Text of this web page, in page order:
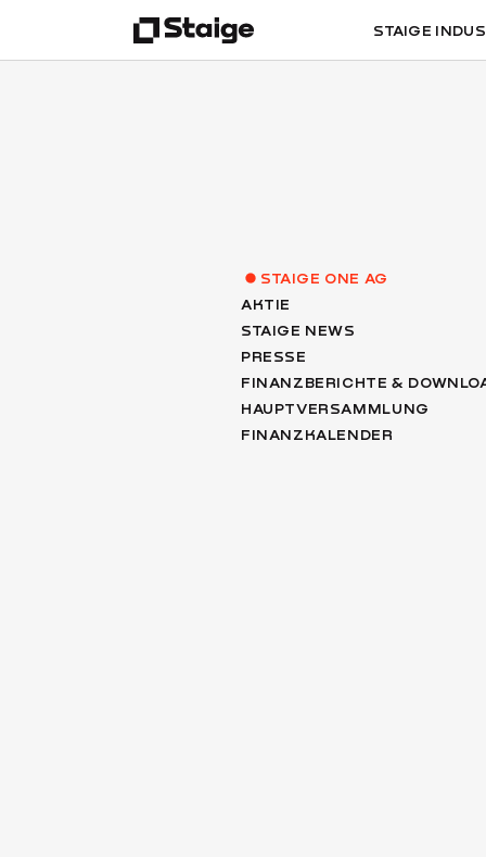
STAIGE
STAIGE ONE AG
AKTIE
STAIGE NEWS
PRESSE
FINANZBERICHTE &
HAUPTVERSAMMLUNG
FINANZKALENDER